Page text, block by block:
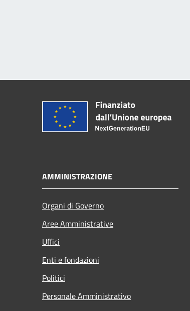
AMMINISTRAZIONE
Organi di Governo
Aree Amministrative
Uffici
Enti e fondazioni
Politici
Personale Amministrativo